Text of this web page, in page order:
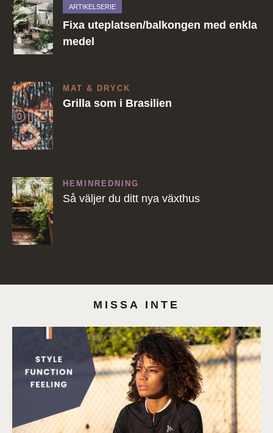
ARTIKELSERIE
Fixa uteplatsen/balkongen med enkla
medel
MAT & DRYCK
Grilla som i Brasilien
HEMINREDNING
Så väljer du ditt nya växthus
MISSA INTE